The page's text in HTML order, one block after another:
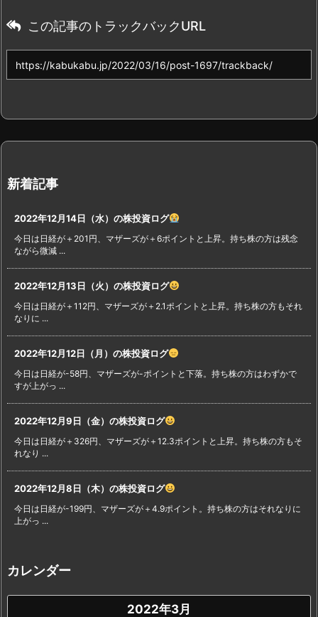
この記事のトラックバックURL
新着記事
2022年12月14日（水）の株投資ログ
今日は日経が＋201円、マザーズが＋6ポイントと上昇。持ち株の方は残念
ながら微減 ...
2022年12月13日（火）の株投資ログ
今日は日経が＋112円、マザーズが＋2.1ポイントと上昇。持ち株の方もそれ
なりに ...
2022年12月12日（月）の株投資ログ
今日は日経が-58円、マザーズが-ポイントと下落。持ち株の方はわずかで
すが上がっ ...
2022年12月9日（金）の株投資ログ
今日は日経が＋326円、マザーズが＋12.3ポイントと上昇。持ち株の方もそ
れなり ...
2022年12月8日（木）の株投資ログ
今日は日経が-199円、マザーズが＋4.9ポイント。持ち株の方はそれなりに
上がっ ...
カレンダー
2022年3月